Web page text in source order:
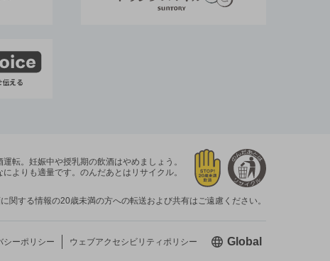
転。 妊娠中や授乳期の飲酒はやめましょう。
によりも適量です。 のんだあとはリサイクル。
関する情報の20歳未満の方への転送および共有はご遠慮ください。
シーポリシー ウェブアクセシビリティ ポリシー Global新しいウィ